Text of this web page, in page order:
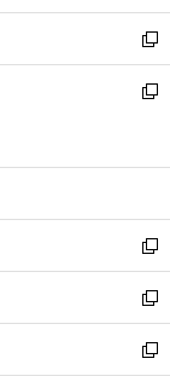
開
く
ウ
で
開
く
ン
ド
ウ
で
ウ
ィ
ン
ド
開
新
し
い
ン
ウ
で
開
く
新
ウ
ン
ド
ウ
で
開
く
新
し
い
ウ
ィ
新
し
い
新